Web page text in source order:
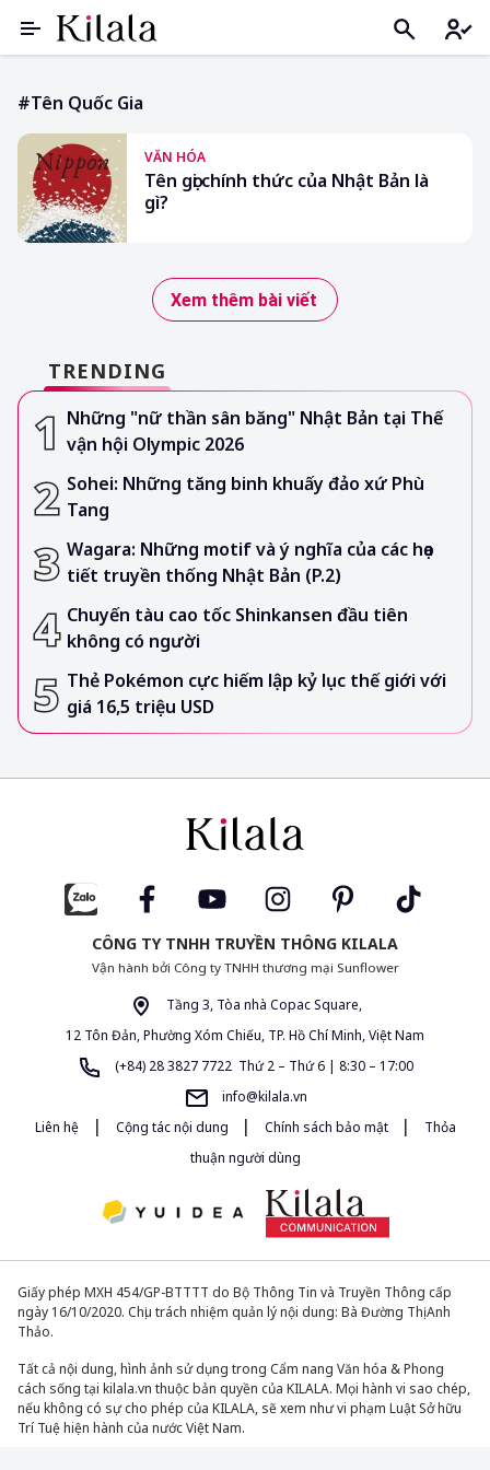
#tên Quốc Gia
VĂN HÓA
Tên gọi chính thức của Nhật Bản là
gì?
Xem thêm bài viết
TRENDING
Những "nữ thần sân băng" Nhật Bản tại Thế
vận hội Olympic 2026
Sohei: Những tăng binh khuấy đảo xứ Phù
Tang
Wagara: Những motif và ý nghĩa của các họa
tiết truyền thống Nhật Bản (P.2)
Chuyến tàu cao tốc Shinkansen đầu tiên
không có người
Thẻ Pokémon cực hiếm lập kỷ lục thế giới với
giá 16,5 triệu USD
CÔNG TY TNHH TRUYỀN THÔNG KILALA
Vận hành bởi Công ty TNHH thương mại Sunflower
Tầng 3, Tòa nhà Copac Square,
12 Tôn Đản, Phường Xóm Chiếu, TP. Hồ Chí Minh, Việt Nam
(+84) 28 3827 7722 Thứ 2 – Thứ 6 | 8:30 – 17:00
info@kilala.vn
Liên hệ
| Cộng tác nội dung | Chính sách bảo mật |
Thỏa
thuận người dùng
Giấy phép MXH 454/GP-BTTTT do Bộ Thông Tin và Truyền Thông cấp
ngày 16/10/2020. Chịu trách nhiệm quản lý nội dung: Bà Đường Thị Anh
Thảo.
Tất cả nội dung, hình ảnh sử dụng trong Cẩm nang Văn hóa & Phong
cách sống tại kilala.vn thuộc bản quyền của KILALA. Mọi hành vi sao chép,
nếu không có sự cho phép của KILALA, sẽ xem như vi phạm Luật Sở hữu
Trí Tuệ hiện hành của nước Việt Nam.